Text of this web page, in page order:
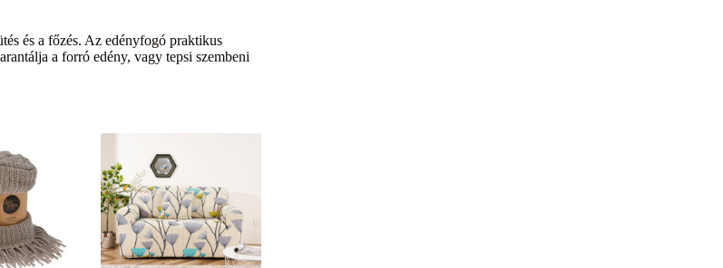
és a főzés. Az edényfogó praktikus
a forró edény, vagy tepsi szembeni